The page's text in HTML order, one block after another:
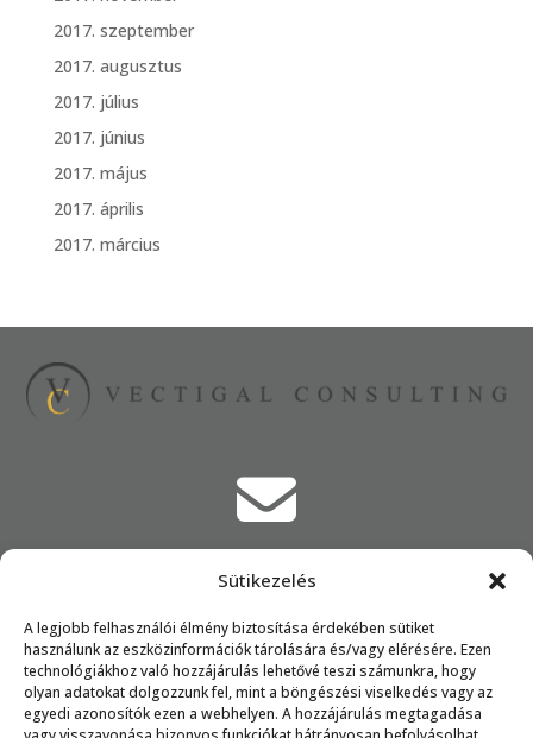
Sütikezelés
A legjobb felhasználói élmény biztosítása érdekében sütiket
használunk az eszközinformációk tárolására és/vagy elérésére. Ezen
technológiákhoz való hozzájárulás lehetővé teszi számunkra, hogy
olyan adatokat dolgozzunk fel, mint a böngészési viselkedés vagy az
egyedi azonosítók ezen a webhelyen. A hozzájárulás megtagadása
2017. szeptember
2017. augusztus
2017. július
2017. június
2017. május
2017. április
2017. március


+36 20 828 9194